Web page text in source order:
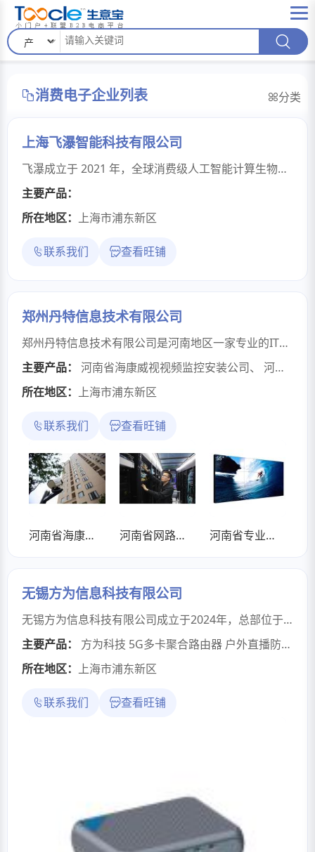
消费电子企业列表 分类
上海飞瀑智能科技有限公司
飞瀑成立于 2021 年，全球消费级人工智能计算生物大模型领军企业，致力于通过时空多组学+人工智能基座模型解码人体生命密码。公司汇聚了来自德国马普所、耶鲁大学、中国科学院等全球机构的顶尖科学家团队，横跨空间生物学、生物信息学、医学统计学、集成语言感知计算等十多个前沿交叉学科，构建了全球首个"人体生命镜像"计算平台，致力于用计算生物学重构整个人体生态系统。公司打造了全球首款能通过人脸解析生命参数的智能系统。这项技术打破了传统人体检测的时空限制——从需要专业仪器的实验室检测，跃迁至 10 秒级、无创式的日常生命状态管理，让每个人都能像查看天气一样查看自己的身体状态。
主要产品：
所在地区： 上海市浦东新区
联系我们 查看旺铺
郑州丹特信息技术有限公司
郑州丹特信息技术有限公司是河南地区一家专业的IT综合服务提供商，主要从事以解决方案为主的信息系统集成服务，涵盖设计安装、工程承包、系统集成、技术顾问、技术咨询等。具体服务项目包括：1、安防视频监控工程：承接郑州监控安装，有线监控、无线监控、手机监控、门禁考勤、指纹锁、防盗报警，设计布线安装、维护维修。智慧小区：旧有监控的数字化高清化改造升级。电梯进入电动车、高层抛物轨迹回放。智慧工地：建设符合环保要求智慧工地、人脸识别测温健康码智能通行、农民工工资支付监管系统、大宗物料门禁管控、升降机监控、安全帽检测、塔吊智能中控屏监控、远程监控，门禁，通道道闸，停车场，电子围栏，边界报警，楼宇对讲。公司专注从事智能安防监控安装,酒店通道闸监控系统安装,办公室安装网络监控,商务楼通道闸监控系统安装,网络系统等安防监控系统安装、可视门禁、电子围栏、网络工程、防盗报警、广播系统、集团电话、机房建设、无线WIFI覆盖、LED拼接大屏显示、音响扩声工程、停车场出入口管理系统等。2、网络布线、弱电综合布线：小区，厂房，办公楼，酒店，商场，办公室等公共场合的网络方案设计、光纤布线施工，路由器、交换机安装调试、维护维修。3、无线网覆盖、无线Wifi覆盖、网桥连接：办公楼、酒店、商场、学校、医院等公共场合无线覆盖（无线Wifi网络营销、网页推送、微信公众平台信息推送、客户上网行为分析等。）4、智能停车收费系统、车牌自动识别管理系统：智能停车场管理、一进一出停车道闸、车牌自动识别系统、道闸、维护维修。5、LED大屏系统工程：液晶拼接屏、灯箱广告、LED舞台屏、小间距屏等6、楼宇对讲系统：楼宇对讲系统方案设计、布线安装、维护维修。7、背景音乐:背景音乐系统设计 、布线施工、维护维修。8、一站式网络设备调试服务：交换机、路由器、无线 AP 全系列调试，网络更稳、更快、更安全。9、音视频工程：室内外背景音乐，公共广播，投影，电子白板，LED室内外大屏，拼接屏，视频会议，音响系统。10、IT电子设备维修：监控系统维护维修，交换机路由器维护维修，电脑维护维修，打印机维护加墨等。11、一站式服务器运维服务：服务器运维与故障排查，让系统更稳、更快、更安全。售后服务：1、设备终身免费维护维修，设备质保期内免费换新，设备质保期外维修只收取成本费。2、免费进行软件更新、用户培训3、用户紧急报修享受急速上门抢修服务。4、公司签订合同，售后无忧。公司致力于为客户提供满意的整体解决方案及信息系统施工服务，合作客户遍布小区楼宇、学校、酒店、医院、大型企业等。我们以保障客户业务系统稳定运行和数据安全为宗旨，不断地跟踪客户运营的实际需求，不断地提高专业技术和规范管理的水平，立志成为新时代的信息系统服务专家。联系电话：15713665841 欢迎来电！！
主要产品：
河南省海康威视视频监控安装公司、 河南省网路规划/办公网搭建/局域网维护/无线WIFI覆盖/网络故障处理公司
所在地区： 上海市浦东新区
联系我们 查看旺铺
河南省海康威视视频监控安装公司 河南省网路规划/办公网搭建/局域网维护/无线WIFI覆盖/网络故障处理公司 河南省专业拼接屏安装|拼接屏设计|4K液晶拼接屏销售公司
无锡方为信息科技有限公司
无锡方为信息科技有限公司成立于2024年，总部位于江苏省无锡市。公司核心团队深耕网络通信领域多年，始终专注于网络通信与视频传输产品与服务，致力于为G安、应急、消防及各行业客户提供高性能、专业化的网络通信设备及解决方案。公司以技术创新为核心，打造了FW-Linker创新聚合路由技术。基于该技术，公司在复杂广域网融合场景下实现了多项技术突破：一是低时延，产品可将平均网络延时压缩至50ms以内，保障音视频及关键数据的低时延实时交互；二是高抗扰聚合传输：专为基站高度饱和的极端场景设计。已验证当现场达3万用户挤占运营商带宽时，本设备可通过多运营商链路聚合与智能动态分流，有效规避单基站拥塞，确保关键业务数据（如高清视频、实时指令）仍能获得稳定、低时延的高质量传输通道；三是高速移动无缝漫游，在120km/h的高速移动状态下，依然保持快速连接与多链路无缝切换，有效规避移动场景下的网络中断与丢包。公司产品线丰富，涵盖支持3+链路并行负载均衡的多网云盒W3、6+链路并行负载均衡的多网聚合图传单兵T3、9+链路并行负载均衡的便携式多网聚合设备Z5，以及11+链路并行负载均衡的机架式多网聚合设备C7。目前，公司产品已成功与江苏省各地市G安局等专业客户建立了合作，在移动应急、户外直播、远程操控等强干扰、高要求场景中发挥了关键保障作用。着眼未来，无锡方为信息科技有限公司立志在专用网络通信领域持续深耕，通过不断的技术创新，解决行业应用中的关键通信技术难题。公司将致力于以更前沿、可靠的技术和产品，服务于更广泛的行业客户，为保障关键通信链路贡献专业力量。
主要产品：
方为科技 5G多卡聚合路由器 户外直播防断网 多线路宽带叠加 链路聚合
所在地区： 上海市浦东新区
联系我们 查看旺铺